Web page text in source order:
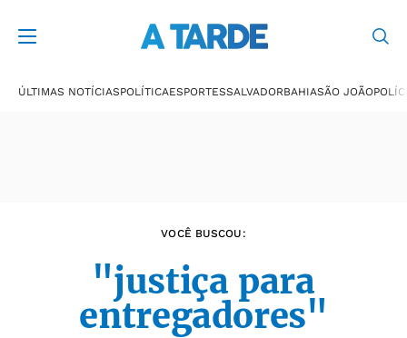
ÚLTIMAS NOTÍCIASPOLÍTICAESPORTESSALVADORBAHIASÃO JOÃO
VOCÊ BUSCOU:
"justiça para
entregadores"